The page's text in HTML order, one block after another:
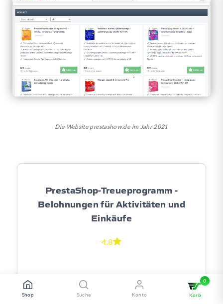
Shop Suche Konto Korb
Die Website prestashow.de im Jahr 2021
PrestaShop-Treueprogramm -
Belohnungen für Aktivitäten und
Einkäufe
4.8